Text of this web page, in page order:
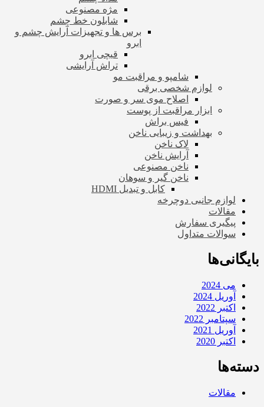
مژه مصنوعی
شابلون خط چشم
برس ها و تجهیزات آرایش چشم و
ابرو
قیچی ابرو
تراش آرایشی
شامپو و مراقبت مو
لوازم شخصی برقی
اصلاح موی سر و صورت
ابزار مراقبت از پوست
فیس براش
بهداشت و زیبایی ناخن
لاک ناخن
آرایش ناخن
ناخن مصنوعی
ناخن گیر و سوهان
کابل و تبدیل HDMI
لوازم جانبی دوچرخه
مقالات
پیگیری سفارش
سوالات متداول
بایگانی‌ها
می 2024
آوریل 2024
اکتبر 2022
سپتامبر 2022
آوریل 2021
اکتبر 2020
دسته‌ها
مقالات